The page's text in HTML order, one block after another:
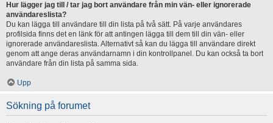
Hur lägger jag till / tar jag bort användare från min vän- eller ignorerade
användareslista?
Du kan lägga till användare till din lista på två sätt. På varje användares
profilsida finns det en länk för att antingen lägga till dem till din vän- eller
ignorerade användareslista. Alternativt så kan du lägga till användare direkt
genom att ange deras användarnamn i din kontrollpanel. Du kan också ta bort
användare från din lista på samma sida.
Upp
Sökning på forumet